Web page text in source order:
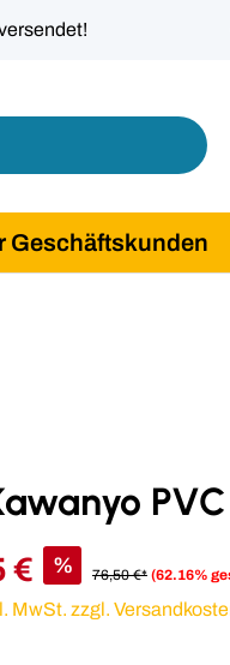
Geschäftskunden
€ % 76,50 €* (62.16%
MwSt. zzgl.